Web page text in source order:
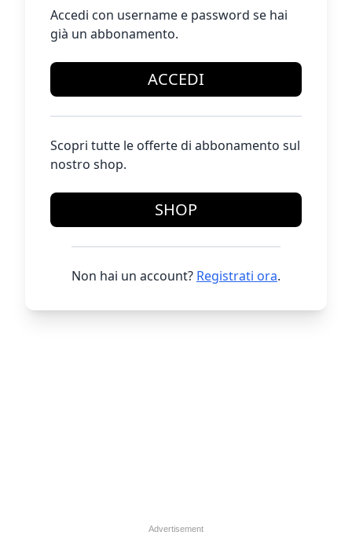
Accedi con username e password se hai
già un abbonamento.
ACCEDI
Scopri tutte le offerte di abbonamento sul
nostro shop.
SHOP
Non hai un account? Registrati ora.